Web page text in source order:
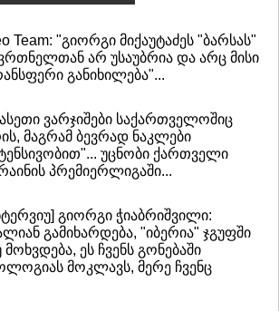
Team: "გიორგი მიქაუტაძეს "ბარსას"
არ უსაუბრია და არც მისი
განიხილება"...
ვარჯიშები საქართველოშიც
მაგრამ ბევრად ნაკლები
უცნობი ქართველი
პრემიერლიგაში...
გიორგი ჭიაბრიშვილი:
გამიხარდება, "იბერია" ჯგუფში
ეს ჩვენს გონებაში
მოკლავს, მერე ჩვენც